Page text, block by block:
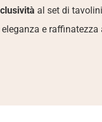
al set di
e